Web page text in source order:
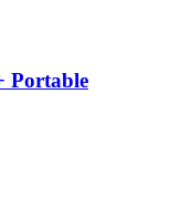
Portable